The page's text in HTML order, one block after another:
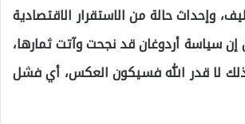
وإحداث حالة من الاستقرار الاقتصادية
سياسة أردوغان قد نجحت وآتت ثمارها،
لا قدر الله فسيكون العكس، أي فشل